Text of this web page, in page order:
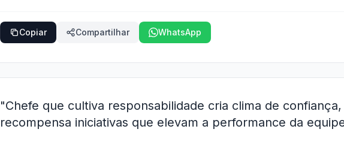
Copiar Compartilhar WhatsApp
"Chefe que cultiva responsabilidade cria clima de
recompensa iniciativas que elevam a performance da